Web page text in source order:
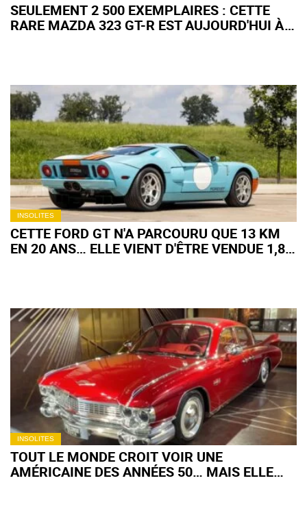
SEULEMENT 2 500 EXEMPLAIRES : CETTE
RARE MAZDA 323 GT-R EST AUJOURD'HUI À
INSOLITES
CETTE FORD GT N'A PARCOURU QUE 13 KM
EN 20 ANS… ELLE VIENT D'ÊTRE VENDUE 1,8
INSOLITES
TOUT LE MONDE CROIT VOIR UNE
AMÉRICAINE DES ANNÉES 50… MAIS ELLE